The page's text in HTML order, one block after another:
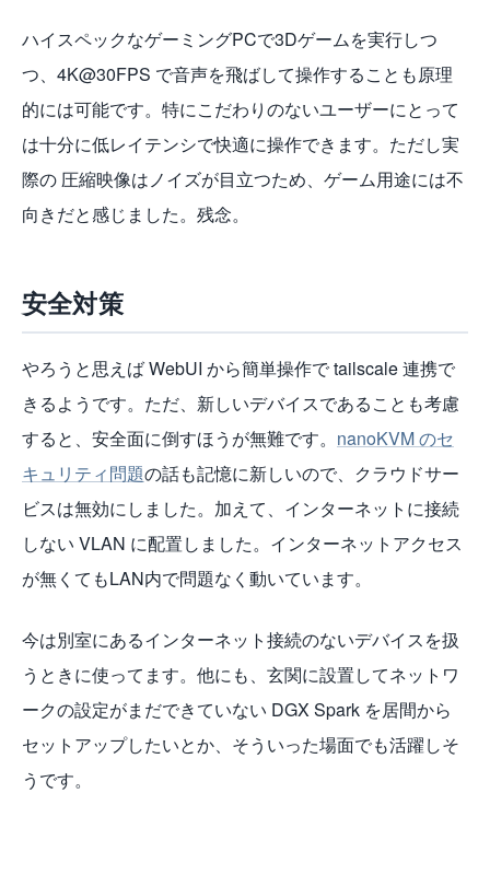
ハイスペックなゲーミングPCで3Dゲームを実行しつ
つ、4K@30FPS で音声を飛ばして操作することも原理
的には可能です。特にこだわりのないユーザーにとって
は十分に低レイテンシで快適に操作できます。ただし実
際の 圧縮映像はノイズが目立つため、ゲーム用途には不
向きだと感じました。残念。
安全対策
やろうと思えば WebUI から簡単操作で tailscale 連携で
きるようです。ただ、新しいデバイスであることも考慮
すると、安全面に倒すほうが無難です。 nanoKVM のセ
キュリティ問題の話も記憶に新しいので、クラウドサー
ビスは無効にしました。加えて、インターネットに接続
しない VLAN に配置しました。インターネットアクセス
が無くてもLAN内で問題なく動いています。
今は別室にあるインターネット接続のないデバイスを扱
うときに使ってます。他にも、玄関に設置してネットワ
ークの設定がまだできていない DGX Spark を居間から
セットアップしたいとか、そういった場面でも活躍しそ
うです。